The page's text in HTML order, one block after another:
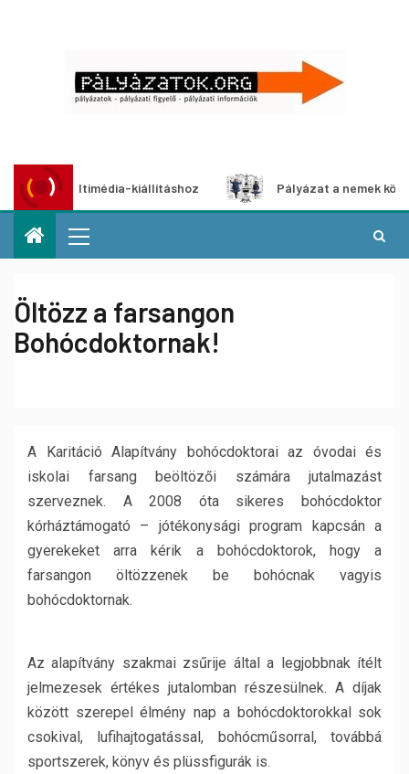
multimédia-kiállításhoz Pályázat a nemek közötti
Öltözz a farsangon
Bohócdoktornak!
A Karitáció Alapítvány bohócdoktorai az óvodai és
iskolai farsang beöltözői számára jutalmazást
szerveznek. A 2008 óta sikeres bohócdoktor
kórháztámogató – jótékonysági program kapcsán a
gyerekeket arra kérik a bohócdoktorok, hogy a
farsangon öltözzenek be bohócnak vagyis
bohócdoktornak.
Az alapítvány szakmai zsűrije által a legjobbnak ítélt
jelmezesek értékes jutalomban részesülnek. A díjak
között szerepel élmény nap a bohócdoktorokkal sok
csokival, lufihajtogatással, bohócműsorral, továbbá
sportszerek, könyv és plüssfigurák is.